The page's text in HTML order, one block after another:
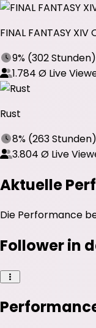
FINAL FANTASY XIV
9% (302 Stunden)
1.784 Ø Live
Rust
8% (263 Stunden)
3.804 Ø Live
Aktuelle
Die Performance
Follower in